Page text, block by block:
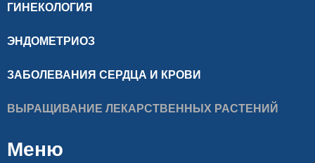
ГИНЕКОЛОГИЯ
ЭНДОМЕТРИОЗ
ЗАБОЛЕВАНИЯ СЕРДЦА И КРОВИ
ВЫРАЩИВАНИЕ ЛЕКАРСТВЕННЫХ РАСТЕНИЙ
Меню